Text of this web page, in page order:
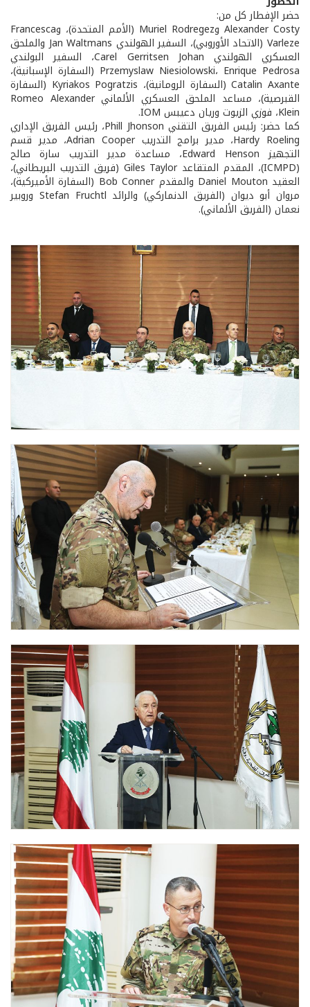
حضر الإفطار كل من:
Alexander Costy وMuriel Rodregez (الأمم المتحدة)، وFrancesca
Varleze (الاتحاد الأوروبي)، السفير الهولندي Jan Waltmans والملحق
العسكري الهولندي Carel Gerritsen Johan، السفير البولندي
Przemyslaw Niesiolowski، Enrique Pedrosa (السفارة الإسبانية)،
Catalin Axante (السفارة الرومانية)، Kyriakos Pogratzis (السفارة
القبرصية)، مساعد الملحق العسكري الألماني Romeo Alexander
Klein، فوزي الزيوت وريان دعيبس IOM.
كما حضر: رئيس الفريق التقني Phill Jhonson، رئيس الفريق الإداري
Hardy Roeling، مدير برامج التدريب Adrian Cooper، مدير قسم
التجهيز Edward Henson، مساعدة مدير التدريب سارة صالح
(ICMPD)، المقدم المتقاعد Giles Taylor (فريق التدريب البريطاني)،
العقيد Daniel Mouton والمقدم Bob Conner (السفارة الأميركية)،
مروان أبو ديوان (الفريق الدنماركي) والرائد Stefan Fruchtl وروبير
نعمان (الفريق الألماني).